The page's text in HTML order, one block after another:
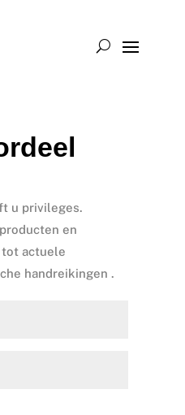
u privileges.
en
actuele
handreikingen .